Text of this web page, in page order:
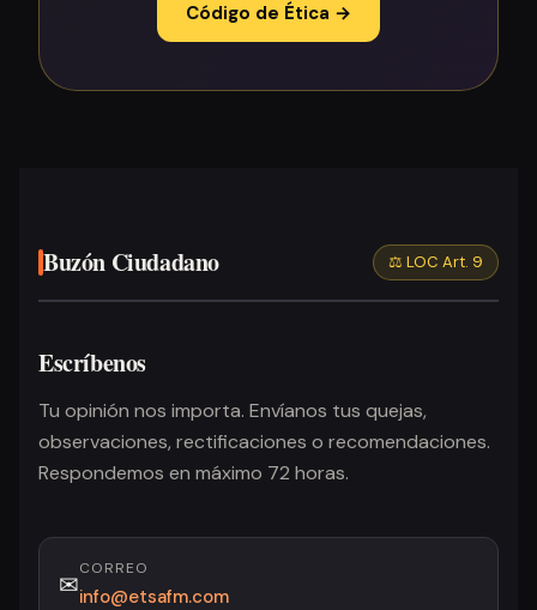
Código de Ética →
Buzón Ciudadano ⚖️ LOC Art. 9
Escríbenos
Tu opinión nos importa. Envíanos tus quejas,
observaciones, rectificaciones o recomendaciones.
Respondemos en máximo 72 horas.
✉
CORREO
info@etsafm.com